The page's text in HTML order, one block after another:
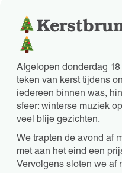
Afgelopen donderdag
teken van kerst tijdens
iedereen binnen was,
sfeer: winterse muziek
veel blije gezichten.
We trapten de avond af
met aan het eind een
Vervolgens sloten we af